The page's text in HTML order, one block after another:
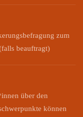
zum
beauftragt)
über den
können